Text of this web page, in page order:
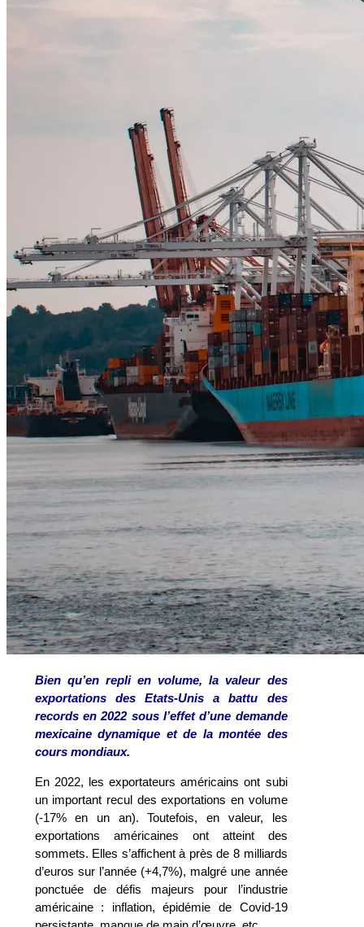
Bien qu’en repli en volume, la valeur des
exportations des Etats-Unis a battu des
records en 2022 sous l’effet d’une demande
mexicaine dynamique et de la montée des
cours mondiaux.
En 2022, les exportateurs américains ont subi
un important recul des exportations en volume
(-17% en un an). Toutefois, en valeur, les
exportations américaines ont atteint des
sommets. Elles s’affichent à près de 8 milliards
d’euros sur l’année (+4,7%), malgré une année
ponctuée de défis majeurs pour l’industrie
américaine : inflation, épidémie de Covid-19